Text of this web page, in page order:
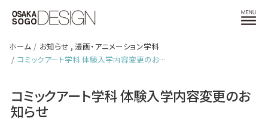
ホーム お知らせ , 漫画・アニメーション学科
コミックアート学科 体験入学内容変更のお…
コミックアート学科 体験入学内容変更のお
知らせ